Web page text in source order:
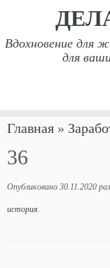
Перейти
Вдохновение для
для
Главная »
36
Опубликовано 30.11.2020
история.